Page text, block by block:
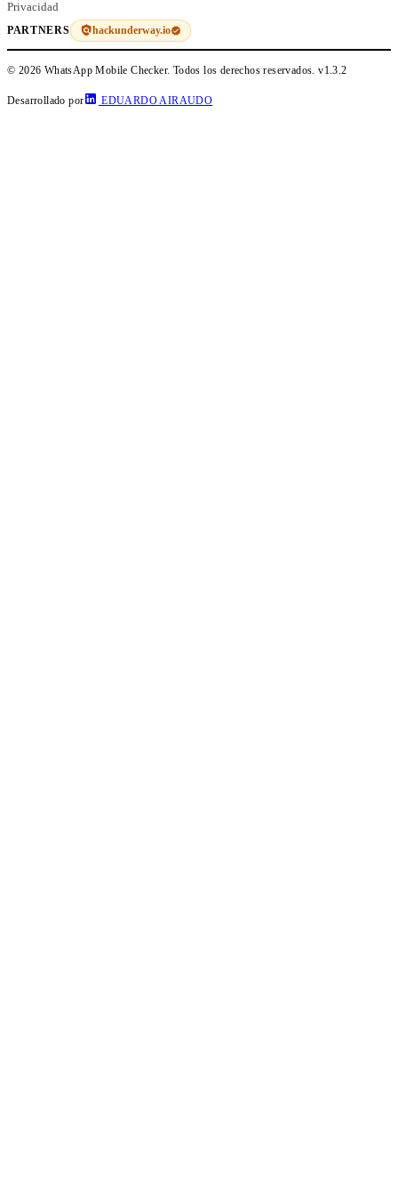
Privacidad
PARTNERS hackunderway.io
© 2026 WhatsApp Mobile Checker. Todos los derechos reservados.v1.3.2
Desarrollado por EDUARDO AIRAUDO